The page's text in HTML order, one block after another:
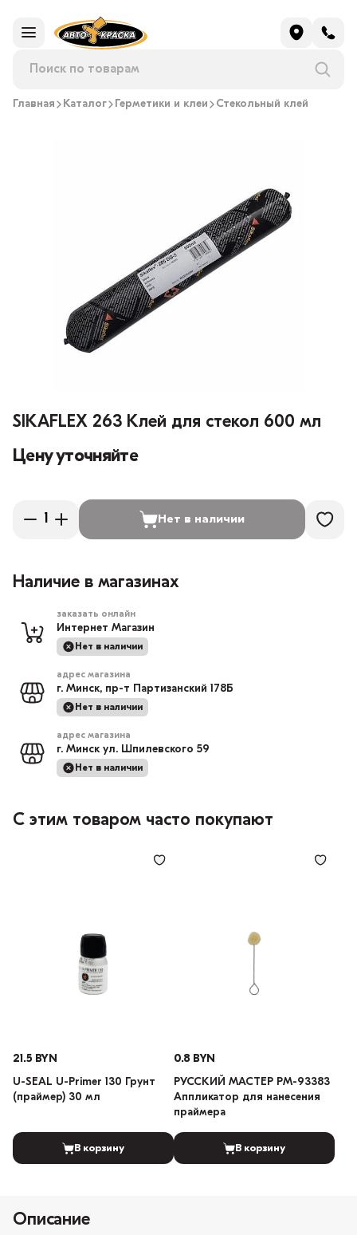
Главная Каталог Герметики и клеи Стекольный клей
SIKAFLEX 263 Клей для стекол 600 мл
Цену уточняйте
Нет в наличии
Наличие в магазинах
заказать онлайн
Интернет Магазин
Нет в наличии
адрес магазина
г. Минск, пр-т Партизанский 178Б
Нет в наличии
адрес магазина
г. Минск ул. Шпилевского 59
Нет в наличии
С этим товаром часто покупают
21.5 BYN
U-SEAL U-Primer 130 Грунт
(праймер) 30 мл
В корзину
0.8 BYN
РУССКИЙ МАСТЕР РМ-93383
Аппликатор для нанесения
праймера
В корзину
Описание